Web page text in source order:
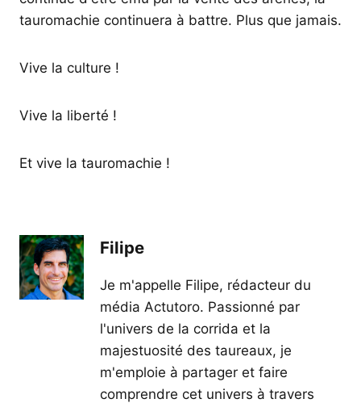
tauromachie continuera à battre. Plus que jamais.
Vive la culture !
Vive la liberté !
Et vive la tauromachie !
Filipe
Je m'appelle Filipe, rédacteur du
média Actutoro. Passionné par
l'univers de la corrida et la
majestuosité des taureaux, je
m'emploie à partager et faire
comprendre cet univers à travers